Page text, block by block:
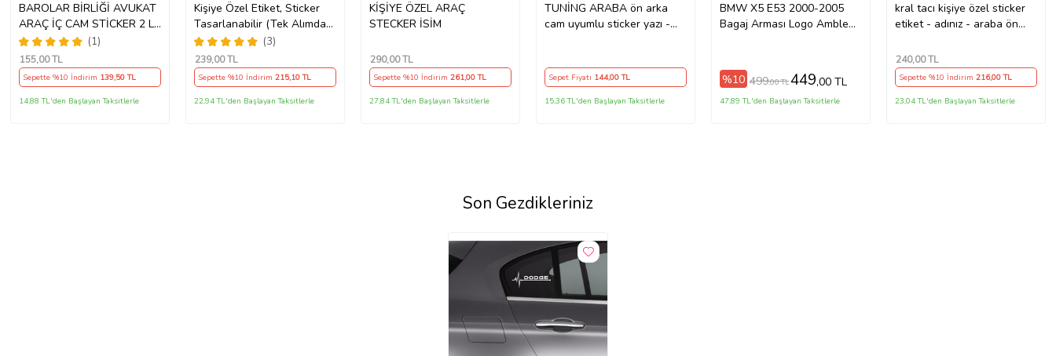
BAROLAR BİRLİĞİ AVUKAT
ARAÇ İÇ CAM STİCKER 2 Lİ
(Şeffaf)
(1)
155,00 TL
Sepette %10 İndirim 139,50 TL
14,88 TL'den Başlayan Taksitlerle
Kişiye Özel Etiket, Sticker
Tasarlanabilir (Tek Alımda
50'li Gönderim
Yapılmaktadır)
(3)
239,00 TL
Sepette %10 İndirim 215,10 TL
22,94 TL'den Başlayan Taksitlerle
KİŞİYE ÖZEL ARAÇ
STECKER İSİM
290,00 TL
Sepette %10 İndirim 261,00 TL
27,84 TL'den Başlayan Taksitlerle
TUNİNG ARABA ön arka
cam uyumlu sticker yazı -
Sepet Fiyatı 144,00 TL
15,36 TL'den Başlayan Taksitlerle
BMW X5 E53 2000-2005
Bagaj Arması Logo Amblem
%10 499,00 TL449,00 TL
47,89 TL'den Başlayan Taksitlerle
kral tacı kişiye özel sticker
etiket - adınız - araba ön
240,00 TL
Sepette %10 İndirim216,00 TL
23,04 TL'den Başlayan Taksitlerle
Son Gezdikleriniz